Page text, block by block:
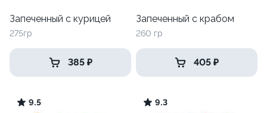
Запеченный с курицей
275гр
385 ₽
Запеченный с крабом
260 гр
405 ₽
9.5 9.3